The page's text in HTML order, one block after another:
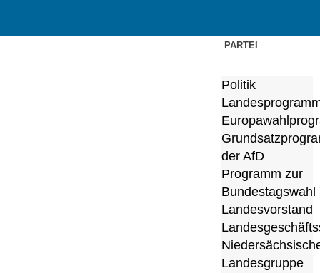
Zum
PARTEI
Politik
der AfD
Programm zur
Bundestagswahl
Landesvorstand
Landesgruppe